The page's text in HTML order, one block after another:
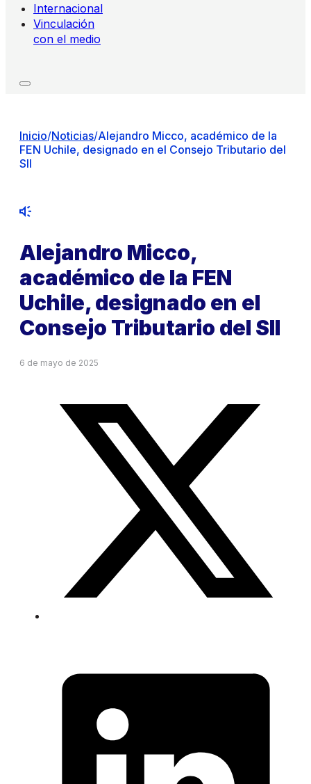
Internacional
Vinculación
con el medio
Inicio/Noticias/Alejandro Micco, académico de la
FEN Uchile, designado en el Consejo Tributario del
SII
Alejandro Micco,
académico de la FEN
Uchile, designado en el
Consejo Tributario del SII
6 de mayo de 2025